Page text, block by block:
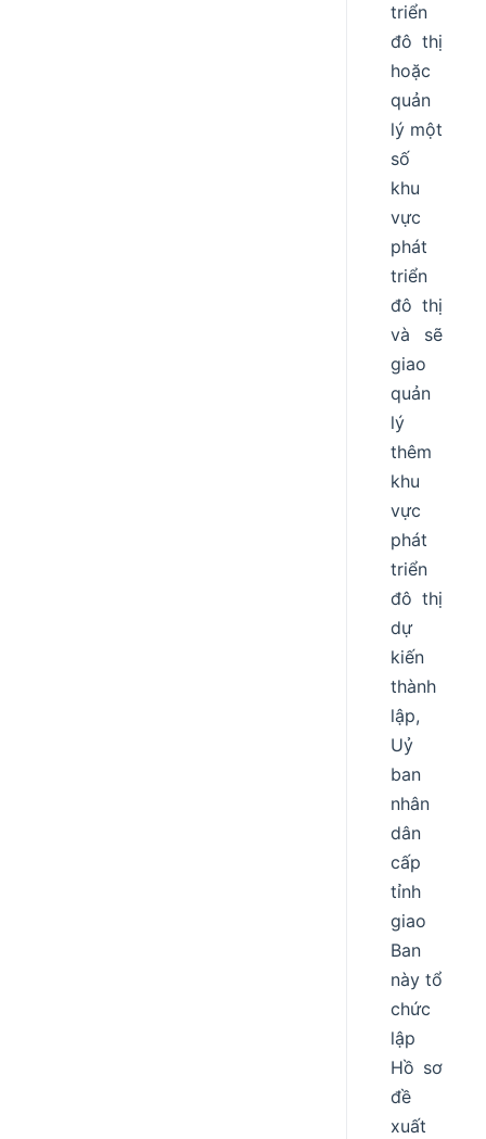
triển
đô thị
hoặc
quản
lý một
số
khu
vực
phát
triển
đô thị
và sẽ
giao
quản
lý
thêm
khu
vực
phát
triển
đô thị
dự
kiến
thành
lập,
Uỷ
ban
nhân
dân
cấp
tỉnh
giao
Ban
này tổ
chức
lập
Hồ sơ
đề
xuất